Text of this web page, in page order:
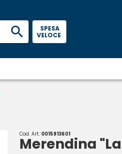
SPESA
Cod. Art. 0015913601
Merendina